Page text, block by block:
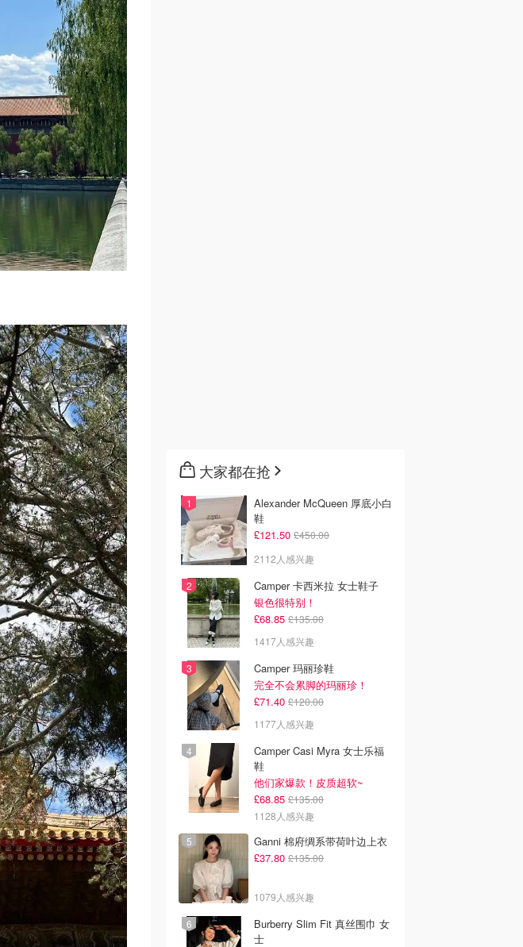
大家都在抢
Alexander McQueen 厚底小白
鞋
£121.50 £450.00
2112人感兴趣
Camper 卡西米拉 女士鞋子
银色很特别！
£68.85 £135.00
1417人感兴趣
Camper 玛丽珍鞋
完全不会累脚的玛丽珍！
£71.40 £120.00
1177人感兴趣
Camper Casi Myra 女士乐福
鞋
他们家爆款！皮质超软~
£68.85 £135.00
1128人感兴趣
Ganni 棉府绸系带荷叶边上衣
£37.80 £135.00
1079人感兴趣
Burberry Slim Fit 真丝围巾 女
士